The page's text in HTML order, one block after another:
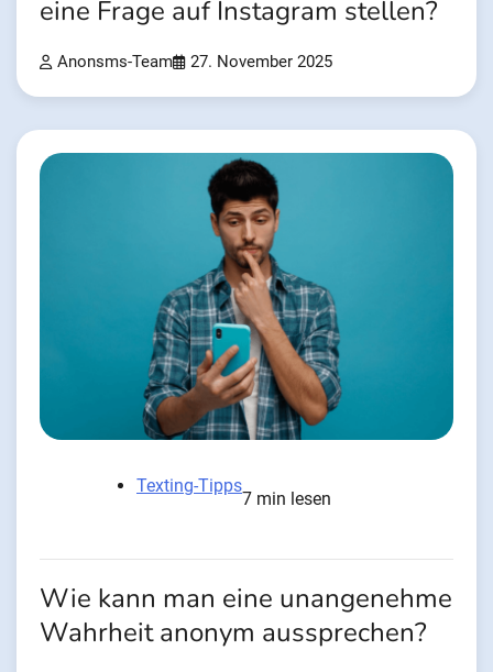
eine Frage auf Instagram stellen?
Anonsms-Team 27. November 2025
Texting-Tipps
7 min lesen
Wie kann man eine unangenehme
Wahrheit anonym aussprechen?